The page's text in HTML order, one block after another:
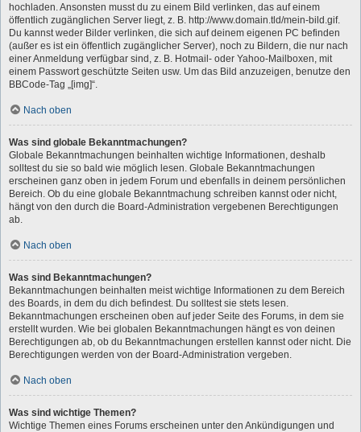
hochladen. Ansonsten musst du zu einem Bild verlinken, das auf einem
öffentlich zugänglichen Server liegt, z. B. http://www.domain.tld/mein-bild.gif.
Du kannst weder Bilder verlinken, die sich auf deinem eigenen PC befinden
(außer es ist ein öffentlich zugänglicher Server), noch zu Bildern, die nur nach
einer Anmeldung verfügbar sind, z. B. Hotmail- oder Yahoo-Mailboxen, mit
einem Passwort geschützte Seiten usw. Um das Bild anzuzeigen, benutze den
BBCode-Tag „[img]“.
Nach oben
Was sind globale Bekanntmachungen?
Globale Bekanntmachungen beinhalten wichtige Informationen, deshalb
solltest du sie so bald wie möglich lesen. Globale Bekanntmachungen
erscheinen ganz oben in jedem Forum und ebenfalls in deinem persönlichen
Bereich. Ob du eine globale Bekanntmachung schreiben kannst oder nicht,
hängt von den durch die Board-Administration vergebenen Berechtigungen
ab.
Nach oben
Was sind Bekanntmachungen?
Bekanntmachungen beinhalten meist wichtige Informationen zu dem Bereich
des Boards, in dem du dich befindest. Du solltest sie stets lesen.
Bekanntmachungen erscheinen oben auf jeder Seite des Forums, in dem sie
erstellt wurden. Wie bei globalen Bekanntmachungen hängt es von deinen
Berechtigungen ab, ob du Bekanntmachungen erstellen kannst oder nicht. Die
Berechtigungen werden von der Board-Administration vergeben.
Nach oben
Was sind wichtige Themen?
Wichtige Themen eines Forums erscheinen unter den Ankündigungen und